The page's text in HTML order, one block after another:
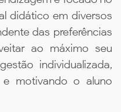
didático em diversos
das preferências
ao máximo seu
individualizada,
e motivando o aluno